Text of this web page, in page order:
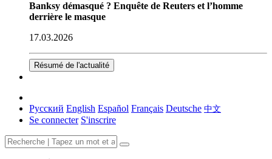
Banksy démasqué ? Enquête de Reuters et l’homme
derrière le masque
17.03.2026
Résumé de l'actualité
Русский English Español Français Deutsche 中文
Se connecter S'inscrire